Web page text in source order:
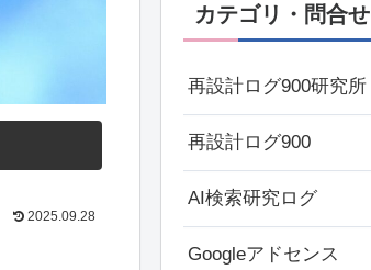
2025.09.28
カテゴリ・問合せ
再設計ログ900研究所
再設計ログ900
AI検索研究ログ
Googleアドセンス